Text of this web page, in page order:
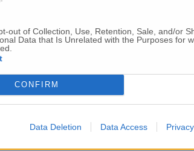
out of Collection, Use, Retention, Sale, and/or
Data that Is Unrelated with the Purposes for
CONFIRM
Data Deletion Data Access